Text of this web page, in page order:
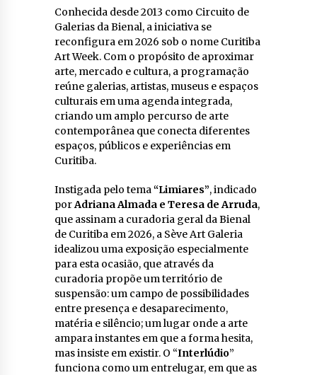
Conhecida desde 2013 como Circuito de
Galerias da Bienal, a iniciativa se
reconfigura em 2026 sob o nome Curitiba
Art Week. Com o propósito de aproximar
arte, mercado e cultura, a programação
reúne galerias, artistas, museus e espaços
culturais em uma agenda integrada,
criando um amplo percurso de arte
contemporânea que conecta diferentes
espaços, públicos e experiências em
Curitiba.
Instigada pelo tema“Limiares”, indicado
porAdriana Almada e Teresa de Arruda,
que assinam a curadoria geral da Bienal
de Curitiba em 2026, a Sève Art Galeria
idealizou uma exposição especialmente
para esta ocasião, que através da
curadoria propõe um território de
suspensão: um campo de possibilidades
entre presença e desaparecimento,
matéria e silêncio; um lugar onde a arte
ampara instantes em que a forma hesita,
mas insiste em existir. O “Interlúdio”
funciona como um entrelugar, em que as